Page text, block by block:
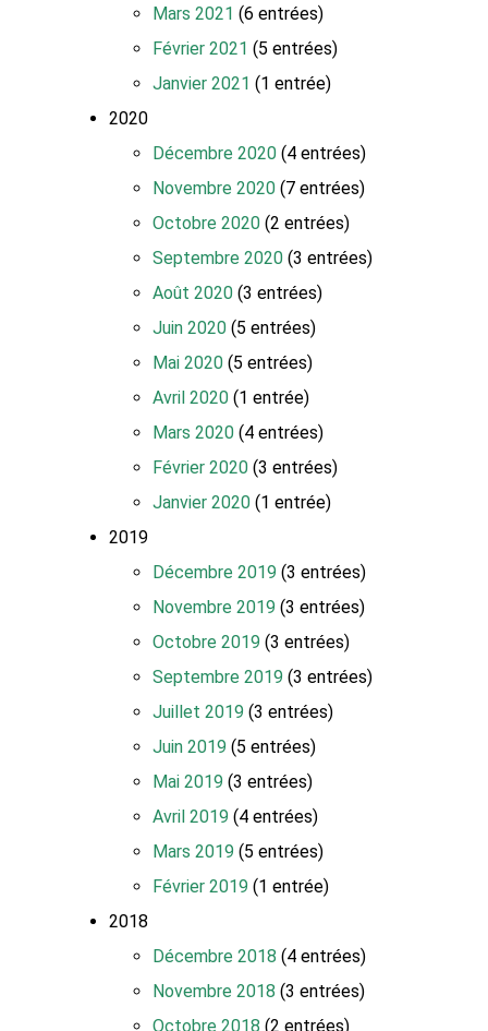
Mars 2021 (6 entrées)
Février 2021 (5 entrées)
Janvier 2021 (1 entrée)
2020
Décembre 2020 (4 entrées)
Novembre 2020 (7 entrées)
Octobre 2020 (2 entrées)
Septembre 2020 (3 entrées)
Août 2020 (3 entrées)
Juin 2020 (5 entrées)
Mai 2020 (5 entrées)
Avril 2020 (1 entrée)
Mars 2020 (4 entrées)
Février 2020 (3 entrées)
Janvier 2020 (1 entrée)
2019
Décembre 2019 (3 entrées)
Novembre 2019 (3 entrées)
Octobre 2019 (3 entrées)
Septembre 2019 (3 entrées)
Juillet 2019 (3 entrées)
Juin 2019 (5 entrées)
Mai 2019 (3 entrées)
Avril 2019 (4 entrées)
Mars 2019 (5 entrées)
Février 2019 (1 entrée)
2018
Décembre 2018 (4 entrées)
Novembre 2018 (3 entrées)
Octobre 2018 (2 entrées)